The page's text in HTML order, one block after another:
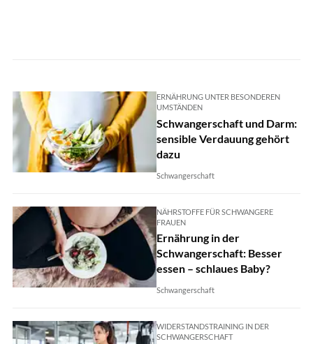
ERNÄHRUNG UNTER BESONDEREN
UMSTÄNDEN
Schwangerschaft und Darm:
sensible Verdauung gehört
dazu
Schwangerschaft
NÄHRSTOFFE FÜR SCHWANGERE
FRAUEN
Ernährung in der
Schwangerschaft: Besser
essen – schlaues Baby?
Schwangerschaft
WIDERSTANDSTRAINING IN DER
SCHWANGERSCHAFT